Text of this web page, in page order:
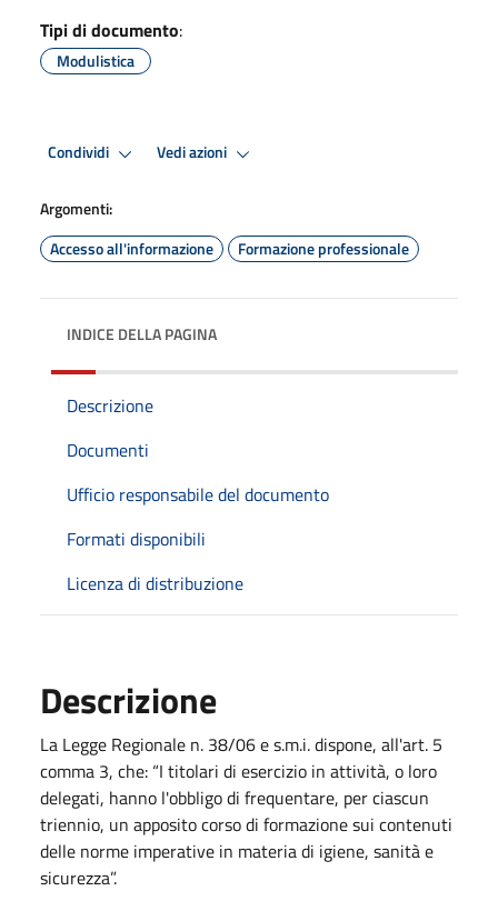
Tipi di documento:
Modulistica
Condividi Vedi azioni
Argomenti:
Accesso all'informazione
Formazione professionale
INDICE DELLA PAGINA
Descrizione
Documenti
Ufficio responsabile del documento
Formati disponibili
Licenza di distribuzione
Descrizione
La Legge Regionale n. 38/06 e s.m.i. dispone, all'art. 5
comma 3, che: “I titolari di esercizio in attività, o loro
delegati, hanno l'obbligo di frequentare, per ciascun
triennio, un apposito corso di formazione sui contenuti
delle norme imperative in materia di igiene, sanità e
sicurezza”.